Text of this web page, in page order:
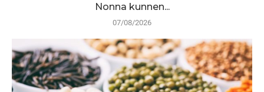
Nonna kunnen...
07/08/2026